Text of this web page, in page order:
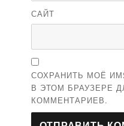
САЙТ
СОХРАНИТЬ МОЁ
В ЭТОМ БРАУЗЕРЕ
КОММЕНТАРИЕВ.